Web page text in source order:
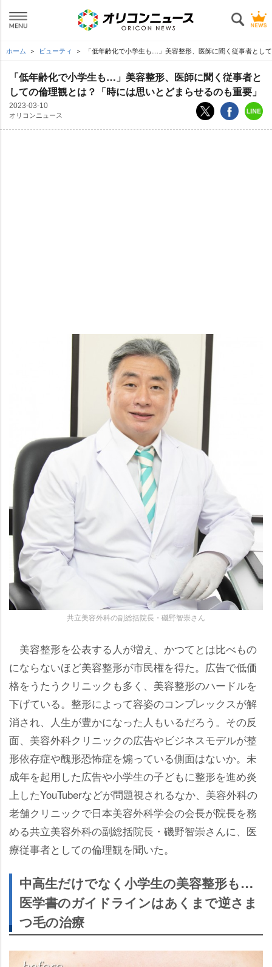
ホーム ビューティ 「低年齢化で小学生も…」美容整形、医師に聞く従事者とし
「低年齢化で小学生も…」美容整形、医師に聞く従事者と
しての倫理観とは？「時には思いとどまらせるのも重要」
2023-03-10
オリコンニュース
共立美容外科の副総括院長・磯野智崇さん
美容整形を公表する人が増え、かつてとは比べもの
にならないほど美容整形が市民権を得た。広告で低価
格をうたうクリニックも多く、美容整形のハードルを
下げている。整形によって容姿のコンプレックスが解
消され、人生が豊かになった人もいるだろう。その反
面、美容外科クリニックの広告やビジネスモデルが整
形依存症や醜形恐怖症を煽っている側面はないか。未
成年を起用した広告や小学生の子どもに整形を進め炎
上したYouTuberなどが問題視されるなか、美容外科の
老舗クリニックで日本美容外科学会の会長が院長を務
める共立美容外科の副総括院長・磯野智崇さんに、医
療従事者としての倫理観を聞いた。
中高生だけでなく小学生の美容整形も…
医学書のガイドラインはあくまで逆さま
つ毛の治療